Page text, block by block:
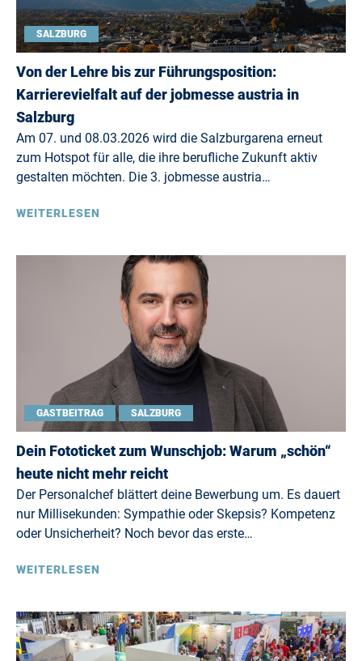
SALZBURG
Von der Lehre bis zur Führungsposition:
Karrierevielfalt auf der jobmesse austria in
Salzburg
Am 07. und 08.03.2026 wird die Salzburgarena erneut
zum Hotspot für alle, die ihre berufliche Zukunft aktiv
gestalten möchten. Die 3. jobmesse austria…
WEITERLESEN
GASTBEITRAG SALZBURG
Dein Fototicket zum Wunschjob: Warum „schön“
heute nicht mehr reicht
Der Personalchef blättert deine Bewerbung um. Es dauert
nur Millisekunden: Sympathie oder Skepsis? Kompetenz
oder Unsicherheit? Noch bevor das erste…
WEITERLESEN